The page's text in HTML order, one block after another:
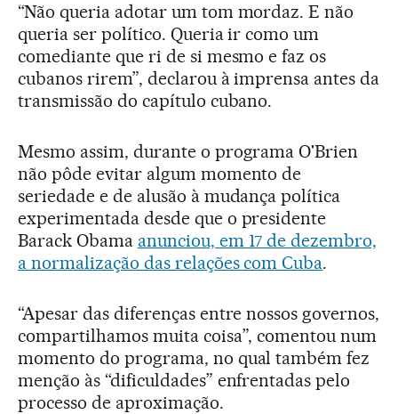
“Não queria adotar um tom mordaz. E não
queria ser político. Queria ir como um
comediante que ri de si mesmo e faz os
cubanos rirem”, declarou à imprensa antes da
transmissão do capítulo cubano.
Mesmo assim, durante o programa O'Brien
não pôde evitar algum momento de
seriedade e de alusão à mudança política
experimentada desde que o presidente
Barack Obama anunciou, em 17 de dezembro,
a normalização das relações com Cuba.
“Apesar das diferenças entre nossos governos,
compartilhamos muita coisa”, comentou num
momento do programa, no qual também fez
menção às “dificuldades” enfrentadas pelo
processo de aproximação.